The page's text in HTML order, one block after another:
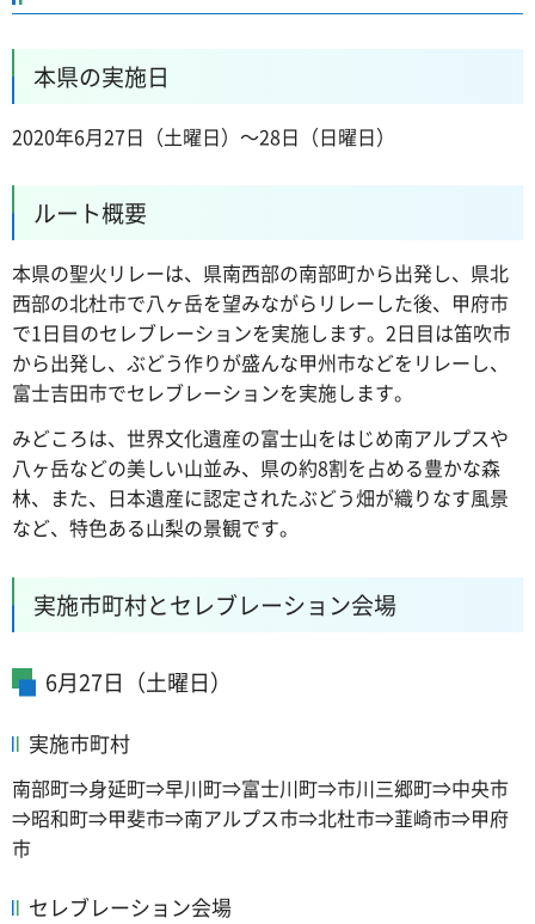
本県の実施日
2020年6月27日（土曜日）～28日（日曜日）
ルート概要
本県の聖火リレーは、県南西部の南部町から出発し、県北
西部の北杜市で八ヶ岳を望みながらリレーした後、甲府市
で1日目のセレブレーションを実施します。2日目は笛吹市
から出発し、ぶどう作りが盛んな甲州市などをリレーし、
富士吉田市でセレブレーションを実施します。
みどころは、世界文化遺産の富士山をはじめ南アルプスや
八ヶ岳などの美しい山並み、県の約8割を占める豊かな森
林、また、日本遺産に認定されたぶどう畑が織りなす風景
など、特色ある山梨の景観です。
実施市町村とセレブレーション会場
6月27日（土曜日）
実施市町村
南部町⇒身延町⇒早川町⇒富士川町⇒市川三郷町⇒中央市
⇒昭和町⇒甲斐市⇒南アルプス市⇒北杜市⇒韮崎市⇒甲府
市
セレブレーション会場